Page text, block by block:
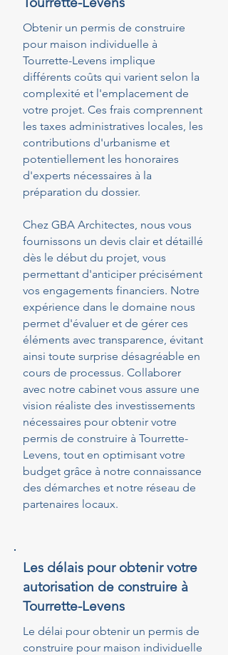
Obtenir un permis de construire
pour maison individuelle à
Tourrette-Levens implique
différents coûts qui varient selon la
complexité et l'emplacement de
votre projet. Ces frais comprennent
les taxes administratives locales, les
contributions d'urbanisme et
potentiellement les honoraires
d'experts nécessaires à la
préparation du dossier.
Chez GBA Architectes, nous vous
fournissons un devis clair et détaillé
dès le début du projet, vous
permettant d'anticiper précisément
vos engagements financiers. Notre
expérience dans le domaine nous
permet d'évaluer et de gérer ces
éléments avec transparence, évitant
ainsi toute surprise désagréable en
cours de processus. Collaborer
avec notre cabinet vous assure une
vision réaliste des investissements
nécessaires pour obtenir votre
permis de construire à Tourrette-
Levens, tout en optimisant votre
budget grâce à notre connaissance
des démarches et notre réseau de
partenaires locaux.
Les délais pour obtenir votre
autorisation de construire à
Tourrette-Levens
Le délai pour obtenir un permis de
construire pour maison individuelle